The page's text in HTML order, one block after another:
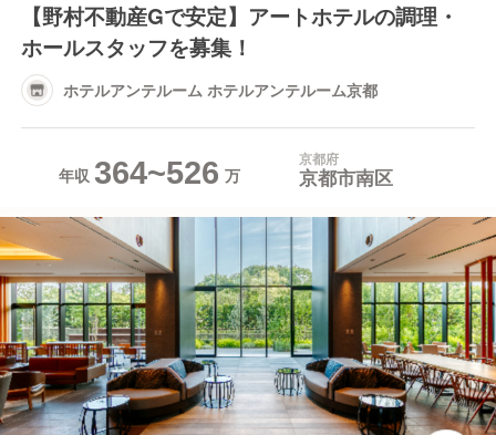
【野村不動産Gで安定】アートホテルの調理・
ホールスタッフを募集！
ホテルアンテルーム ホテルアンテルーム京都
年収 364~526 京都府
京都市南区